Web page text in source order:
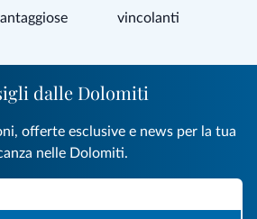
vincolanti
dalle Dolomiti
offerte esclusive e news per la tua
nelle Dolomiti.